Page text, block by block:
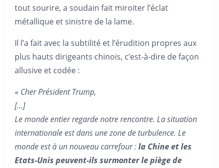
tout sourire, a soudain fait miroiter l’éclat
métallique et sinistre de la lame.
Il l’a fait avec la subtilité et l’érudition propres aux
plus hauts dirigeants chinois, c’est-à-dire de façon
allusive et codée :
« Cher Président Trump,
[…]
Le monde entier regarde notre rencontre. La situation
internationale est dans une zone de turbulence. Le
monde est à un nouveau carrefour :la Chine et les
Etats-Unis peuvent-ils surmonter le piège de